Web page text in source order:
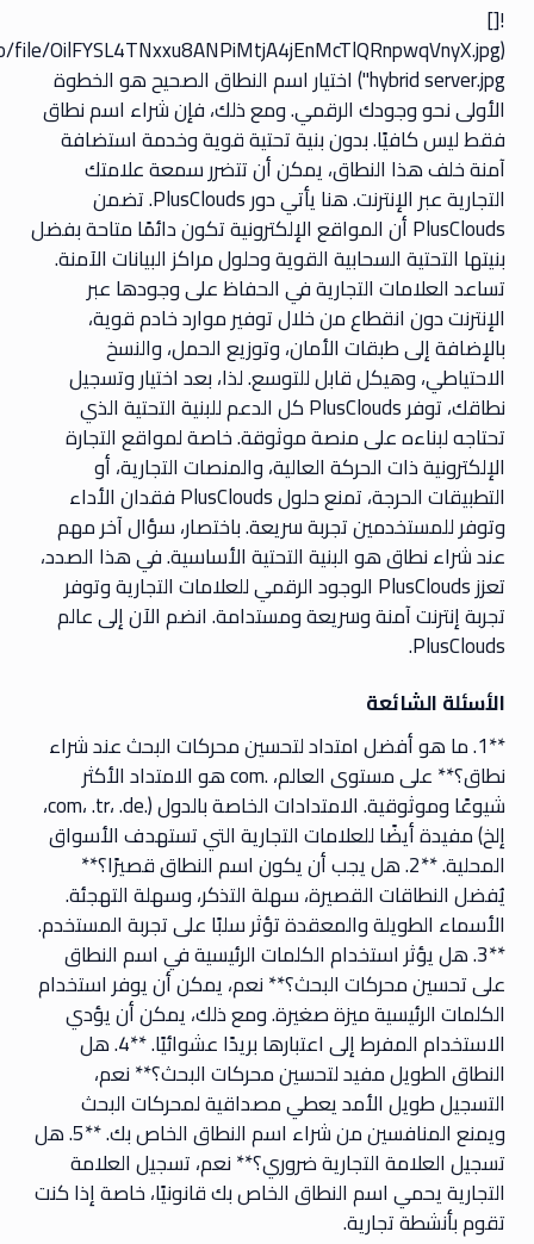
![]
OilFYSL4TNxxu8ANPiMtjA4jEnMcTlQRnpwqVnyX.jpg
'hybrid server.jpg') اختيار اسم النطاق الصحيح هو الخطوة
الأولى نحو وجودك الرقمي. ومع ذلك، فإن شراء اسم نطاق
فقط ليس كافيًا. بدون بنية تحتية قوية وخدمة استضافة
آمنة خلف هذا النطاق، يمكن أن تتضرر سمعة علامتك
التجارية عبر الإنترنت. هنا يأتي دور PlusClouds. تضمن
PlusClouds أن المواقع الإلكترونية تكون دائمًا متاحة بفضل
بنيتها التحتية السحابية القوية وحلول مراكز البيانات الآمنة.
تساعد العلامات التجارية في الحفاظ على وجودها عبر
الإنترنت دون انقطاع من خلال توفير موارد خادم قوية،
بالإضافة إلى طبقات الأمان، وتوزيع الحمل، والنسخ
الاحتياطي، وهيكل قابل للتوسع. لذا، بعد اختيار وتسجيل
نطاقك، توفر PlusClouds كل الدعم للبنية التحتية الذي
تحتاجه لبناءه على منصة موثوقة. خاصة لمواقع التجارة
الإلكترونية ذات الحركة العالية، والمنصات التجارية، أو
التطبيقات الحرجة، تمنع حلول PlusClouds فقدان الأداء
وتوفر للمستخدمين تجربة سريعة. باختصار، سؤال آخر مهم
عند شراء نطاق هو البنية التحتية الأساسية. في هذا الصدد،
تعزز PlusClouds الوجود الرقمي للعلامات التجارية وتوفر
تجربة إنترنت آمنة وسريعة ومستدامة. انضم الآن إلى عالم
PlusClouds.
الأسئلة الشائعة
**1. ما هو أفضل امتداد لتحسين محركات البحث عند شراء
نطاق؟** على مستوى العالم، .com هو الامتداد الأكثر
شيوعًا وموثوقية. الامتدادات الخاصة بالدول (.com، .tr، .de،
إلخ) مفيدة أيضًا للعلامات التجارية التي تستهدف الأسواق
المحلية. **2. هل يجب أن يكون اسم النطاق قصيرًا؟**
يُفضل النطاقات القصيرة، سهلة التذكر، وسهلة التهجئة.
الأسماء الطويلة والمعقدة تؤثر سلبًا على تجربة المستخدم.
**3. هل يؤثر استخدام الكلمات الرئيسية في اسم النطاق
على تحسين محركات البحث؟** نعم، يمكن أن يوفر استخدام
الكلمات الرئيسية ميزة صغيرة. ومع ذلك، يمكن أن يؤدي
الاستخدام المفرط إلى اعتبارها بريدًا عشوائيًا. **4. هل
النطاق الطويل مفيد لتحسين محركات البحث؟** نعم،
التسجيل طويل الأمد يعطي مصداقية لمحركات البحث
ويمنع المنافسين من شراء اسم النطاق الخاص بك. **5. هل
تسجيل العلامة التجارية ضروري؟** نعم، تسجيل العلامة
التجارية يحمي اسم النطاق الخاص بك قانونيًا، خاصة إذا كنت
تقوم بأنشطة تجارية.